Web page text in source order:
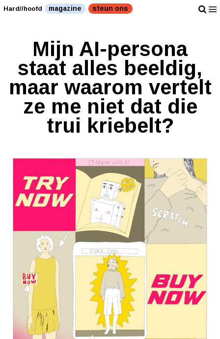
Hard//hoofd magazine steun ons
Mijn AI-persona
staat alles beeldig,
maar waarom vertelt
ze me niet dat die
trui kriebelt?